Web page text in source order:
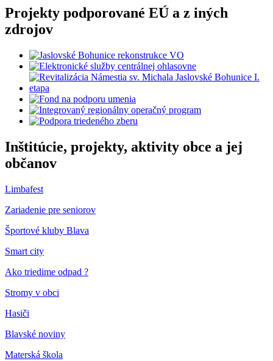
Projekty podporované EÚ a z iných
zdrojov
Inštitúcie, projekty, aktivity obce a jej
občanov
Limbafest
Zariadenie pre seniorov
Športové kluby Blava
Smart city
Ako triedime odpad ?
Stromy v obci
Hasiči
Blavské noviny
Materská škola